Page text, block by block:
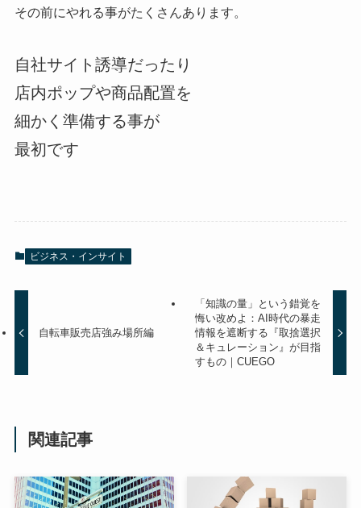
その前にやれる事がたくさんあります。
自社サイト誘導だったり
店内ポップや商品配置を
細かく準備する事が
最初です
ビジネス・インサイト
自転車販売店強み場所編
「知識の量」という錯覚を
悔い改めよ：AI時代の暴走
情報を遮断する『取捨選択
＆キュレーション』が目指
すもの｜CUEGO
関連記事